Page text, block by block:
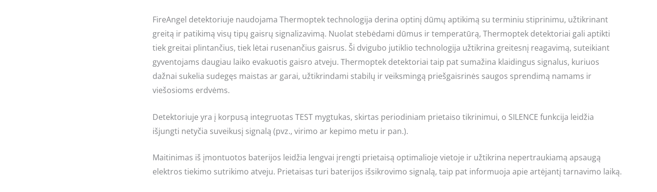
FireAngel detektoriuje naudojama Thermoptek technologija derina optinį dūmų aptikimą su terminiu stiprinimu, užtikrinant
greitą ir patikimą visų tipų gaisrų signalizavimą. Nuolat stebėdami dūmus ir temperatūrą, Thermoptek detektoriai gali aptikti
tiek greitai plintančius, tiek lėtai rusenančius gaisrus. Ši dvigubo jutiklio technologija užtikrina greitesnį reagavimą, suteikiant
gyventojams daugiau laiko evakuotis gaisro atveju. Thermoptek detektoriai taip pat sumažina klaidingus signalus, kuriuos
dažnai sukelia sudegęs maistas ar garai, užtikrindami stabilų ir veiksmingą priešgaisrinės saugos sprendimą namams ir
viešosioms erdvėms.
Detektoriuje yra į korpusą integruotas TEST mygtukas, skirtas periodiniam prietaiso tikrinimui, o SILENCE funkcija leidžia
išjungti netyčia suveikusį signalą (pvz., virimo ar kepimo metu ir pan.).
Maitinimas iš įmontuotos baterijos leidžia lengvai įrengti prietaisą optimalioje vietoje ir užtikrina nepertraukiamą apsaugą
elektros tiekimo sutrikimo atveju. Prietaisas turi baterijos išsikrovimo signalą, taip pat informuoja apie artėjantį tarnavimo laiką.